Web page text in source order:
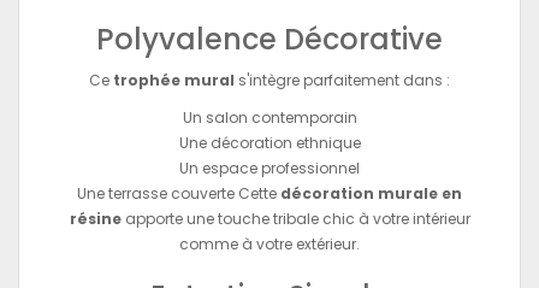
Polyvalence Décorative
Ce trophée mural s'intègre parfaitement dans :
Un salon contemporain
Une décoration ethnique
Un espace professionnel
Une terrasse couverte Cette décoration murale en
résineapporte une touche tribale chic à votre intérieur
comme à votre extérieur.